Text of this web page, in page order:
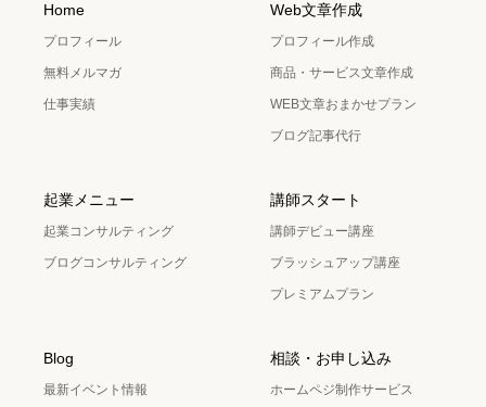
Home
プロフィール
無料メルマガ
仕事実績
Web文章作成
プロフィール作成
商品・サービス文章作成
WEB文章おまかせプラン
ブログ記事代行
起業メニュー
起業コンサルティング
ブログコンサルティング
講師スタート
講師デビュー講座
ブラッシュアップ講座
プレミアムプラン
Blog
最新イベント情報
相談・お申し込み
ホームペジ制作サービス